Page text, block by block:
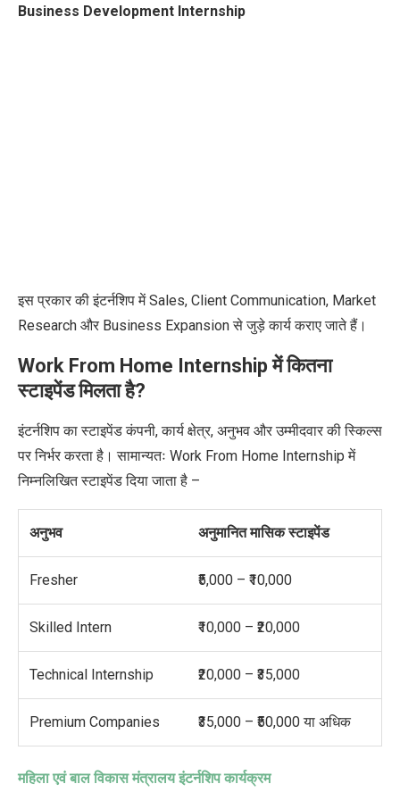
Business Development Internship
इस प्रकार की इंटर्नशिप में Sales, Client Communication, Market
Research और Business Expansion से जुड़े कार्य कराए जाते हैं।
Work From Home Internship में कितना
स्टाइपेंड मिलता है?
इंटर्नशिप का स्टाइपेंड कंपनी, कार्य क्षेत्र, अनुभव और उम्मीदवार की स्किल्स
पर निर्भर करता है। सामान्यतः Work From Home Internship में
निम्नलिखित स्टाइपेंड दिया जाता है –
अनुभव अनुमानित मासिक स्टाइपेंड
Fresher ₹5,000 – ₹10,000
Skilled Intern ₹10,000 – ₹20,000
Technical Internship ₹20,000 – ₹35,000
Premium Companies ₹35,000 – ₹50,000 या अधिक
महिला एवं बाल विकास मंत्रालय इंटर्नशिप कार्यक्रम